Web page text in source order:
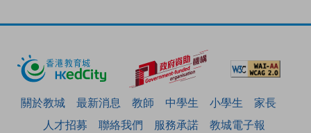
關於教城 最新消息 教師 中學生 小學生
家長
人才招募
聯絡我們 服務承諾 教城電子報